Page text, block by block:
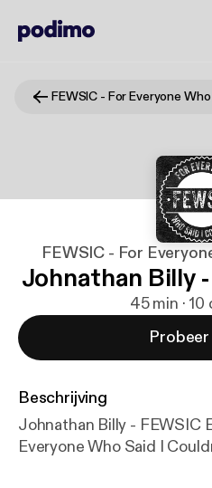
FEWSIC - For
Johnathan Billy
45 min ·
Beschrijving
Johnathan Billy - FEWSIC
Everyone Who Said I